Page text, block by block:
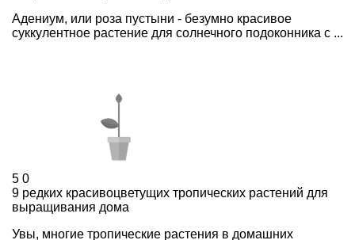
Адениум, или роза пустыни - безумно красивое
суккулентное растение для солнечного подоконника с ...
5 0
9 редких красивоцветущих тропических растений для
выращивания дома
Увы, многие тропические растения в домашних